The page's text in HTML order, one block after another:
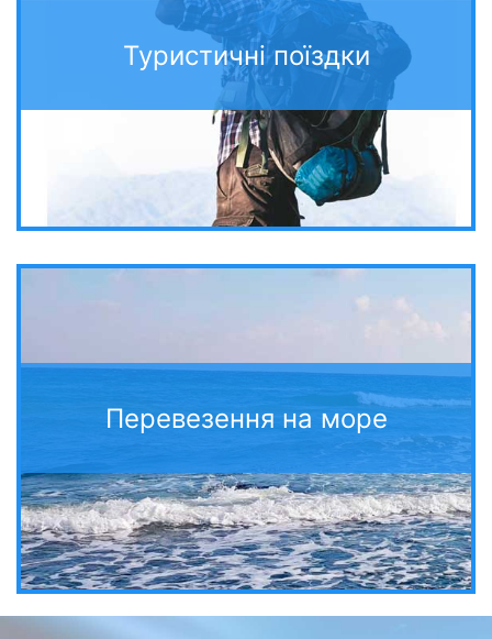
Туристичні поїздки
Перевезення на море